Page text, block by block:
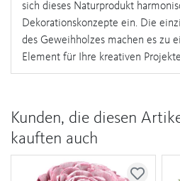
sich dieses Naturprodukt
Dekorationskonzepte ein. Die
des Geweihholzes machen es zu
Element für Ihre kreativen
Kunden, die diesen
kauften auch